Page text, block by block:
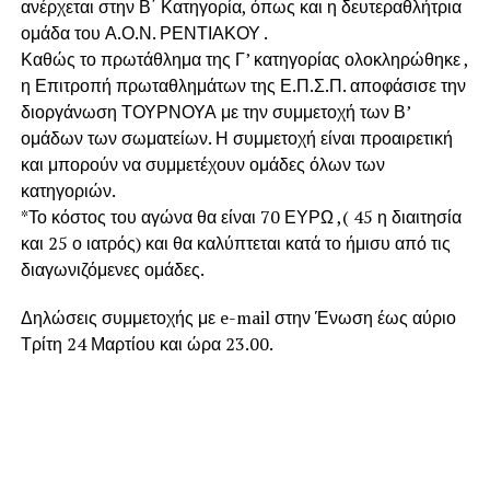
ανέρχεται στην Β΄ Κατηγορία, όπως και η δευτεραθλήτρια
ομάδα του Α.Ο.Ν. ΡΕΝΤΙΑΚΟΥ .
Καθώς το πρωτάθλημα της Γ’ κατηγορίας ολοκληρώθηκε ,
η Επιτροπή πρωταθλημάτων της Ε.Π.Σ.Π. αποφάσισε την
διοργάνωση ΤΟΥΡΝΟΥΑ με την συμμετοχή των Β’
ομάδων των σωματείων. Η συμμετοχή είναι προαιρετική
και μπορούν να συμμετέχουν ομάδες όλων των
κατηγοριών.
*Το κόστος του αγώνα θα είναι 70 ΕΥΡΩ ,( 45 η διαιτησία
και 25 ο ιατρός) και θα καλύπτεται κατά το ήμισυ από τις
διαγωνιζόμενες ομάδες.
Δηλώσεις συμμετοχής με e-mail στην Ένωση έως αύριο
Τρίτη 24 Μαρτίου και ώρα 23.00.